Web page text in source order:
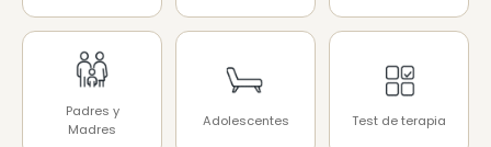
Padres y
Madres
Adolescentes Test de terapia